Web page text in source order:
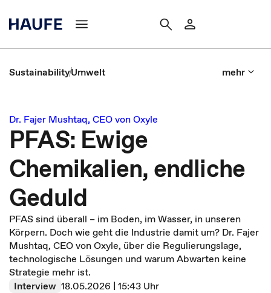
SustainabilityUmwelt mehr
Dr. Fajer Mushtaq, CEO von Oxyle
PFAS: Ewige
Chemikalien, endliche
Geduld
PFAS sind überall – im Boden, im Wasser, in unseren
Körpern. Doch wie geht die Industrie damit um? Dr. Fajer
Mushtaq, CEO von Oxyle, über die Regulierungslage,
technologische Lösungen und warum Abwarten keine
Strategie mehr ist.
Interview 18.05.2026 | 15:43 Uhr